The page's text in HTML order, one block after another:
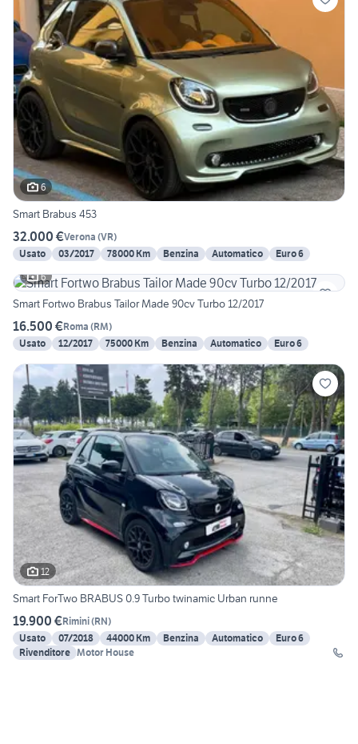
6
Smart Brabus 453
32.000 €Verona (VR)
Usato
03/2017 78000 Km Benzina Automatico
Euro 6
6
Smart Fortwo Brabus Tailor Made 90cv Turbo 12/2017
16.500 €Roma (RM)
Usato
12/2017 75000 Km Benzina Automatico Euro 6
12
Smart ForTwo BRABUS 0.9 Turbo twinamic Urban runne
19.900 €Rimini(RN)
Usato
07/2018 44000 Km Benzina Automatico
Euro 6
Rivenditore Motor House